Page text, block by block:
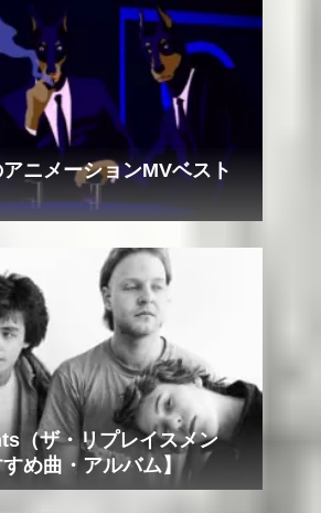
ニメーションMVベスト
（ザ・リプレイスメン
め曲・アルバム】